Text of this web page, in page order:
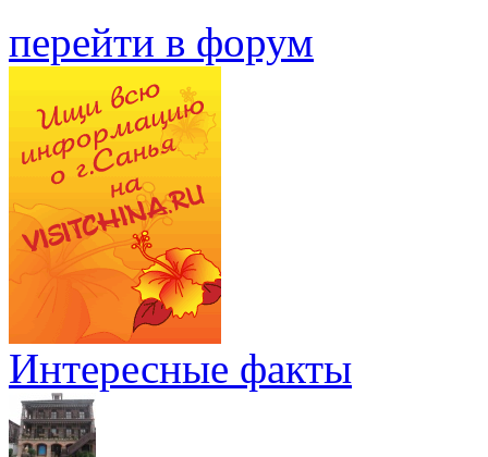
перейти в форум
Интересные факты